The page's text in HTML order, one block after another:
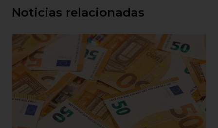
Noticias relacionadas